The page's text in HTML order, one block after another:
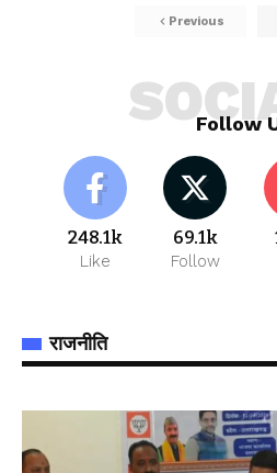
Previous
Follow
248.1k
Like
69.1k
Follow
राजनीति